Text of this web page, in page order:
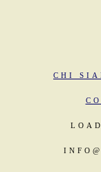
CHI